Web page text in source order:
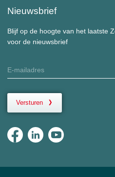
Nieuwsbrief
Blijf op de hoogte van het laatste
voor de nieuwsbrief
Versturen